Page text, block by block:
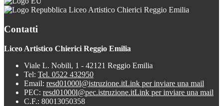
Liceo Artistico Chierici Reggio Emilia
Contatti
Liceo Artistico Chierici Reggio Emilia
Viale L. Nobili, 1 - 42121 Reggio Emilia
Tel: Tel. 0522 432950
Email: resd01000l@istruzione.itLink per inviare una mail
PEC: resd01000l@pec.istruzione.itLink per inviare una mail
C.F.: 80013050358